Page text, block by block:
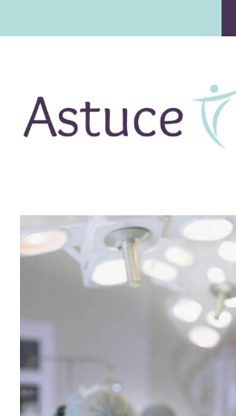
TABAC
NUTRITION
MÉDECINE
MÉDECINE DOUCE
BIEN-ÊTRE